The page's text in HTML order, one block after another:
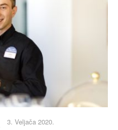
3. Veljača 2020.